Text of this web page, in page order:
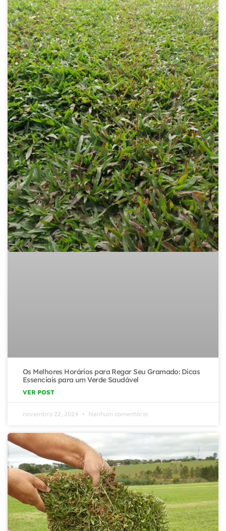
Os Melhores Horários para Regar Seu Gramado: Dicas
Essenciais para um Verde Saudável
VER POST
novembro 22, 2024 Nenhum comentário